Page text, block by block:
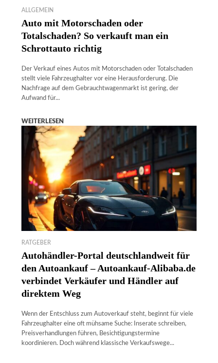
ALLGEMEIN
Auto mit Motorschaden oder
Totalschaden? So verkauft man ein
Schrottauto richtig
Der Verkauf eines Autos mit Motorschaden oder Totalschaden
stellt viele Fahrzeughalter vor eine Herausforderung. Die
Nachfrage auf dem Gebrauchtwagenmarkt ist gering, der
Aufwand für...
WEITERLESEN
RATGEBER
Autohändler-Portal deutschlandweit für
den Autoankauf – Autoankauf-Alibaba.de
verbindet Verkäufer und Händler auf
direktem Weg
Wenn der Entschluss zum Autoverkauf steht, beginnt für viele
Fahrzeughalter eine oft mühsame Suche: Inserate schreiben,
Preisverhandlungen führen, Besichtigungstermine
koordinieren. Doch während klassische Verkaufswege...